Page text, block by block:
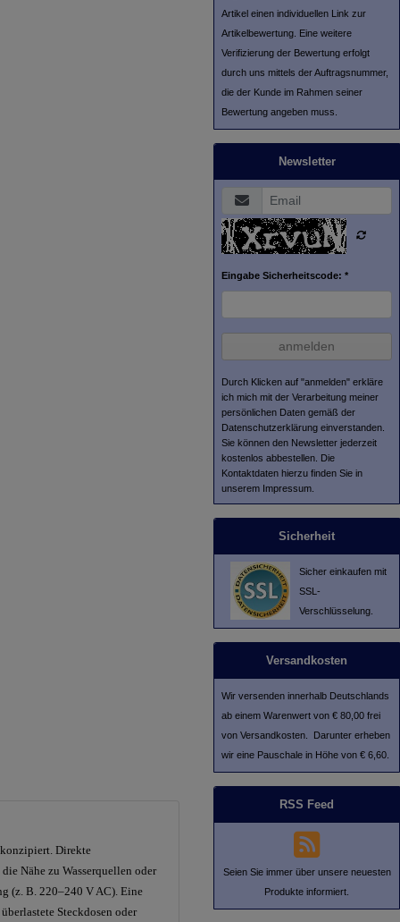
Direkte
Nähe zu Wasserquellen oder
(z. B. 220–240 V AC). Eine
Steckdosen oder
Artikel einen individuellen Link zur
Artikelbewertung. Eine weitere
Verifizierung der Bewertung erfolgt
durch uns mittels der Auftragsnummer,
die der Kunde im Rahmen seiner
Bewertung angeben muss.
Newsletter
Eingabe Sicherheitscode: *
anmelden
Durch Klicken auf "anmelden" erkläre
ich mich mit der Verarbeitung meiner
persönlichen Daten gemäß der
Datenschutzerklärung einverstanden.
Sie können den Newsletter jederzeit
kostenlos abbestellen. Die
Kontaktdaten hierzu finden Sie in
unserem Impressum.
Sicherheit
Sicher einkaufen mit
SSL-
Verschlüsselung.
Versandkosten
Wir versenden innerhalb Deutschlands
ab einem Warenwert von € 80,00 frei
von Versandkosten. Darunter erheben
wir eine Pauschale in Höhe von € 6,60.
RSS Feed
Seien Sie immer über unsere neuesten
Produkte informiert.